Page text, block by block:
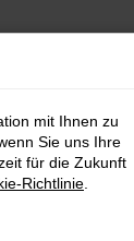
mit Ihnen zu
Sie uns Ihre
für die Zukunft
Richtlinie